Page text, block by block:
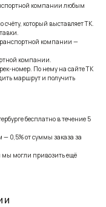
компании любым
счёту, который выставляет ТК.
компании —
компании.
номер. По нему на сайте ТК
маршрут и получить
бесплатно в течение 5
— 0,5% от суммы заказа за
мы могли привозить ещё